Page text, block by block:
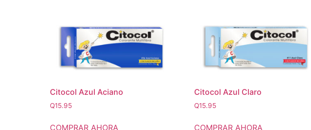
Citocol Azul Aciano
Q15.95
COMPRAR AHORA
Citocol Azul Claro
Q15.95
COMPRAR AHORA